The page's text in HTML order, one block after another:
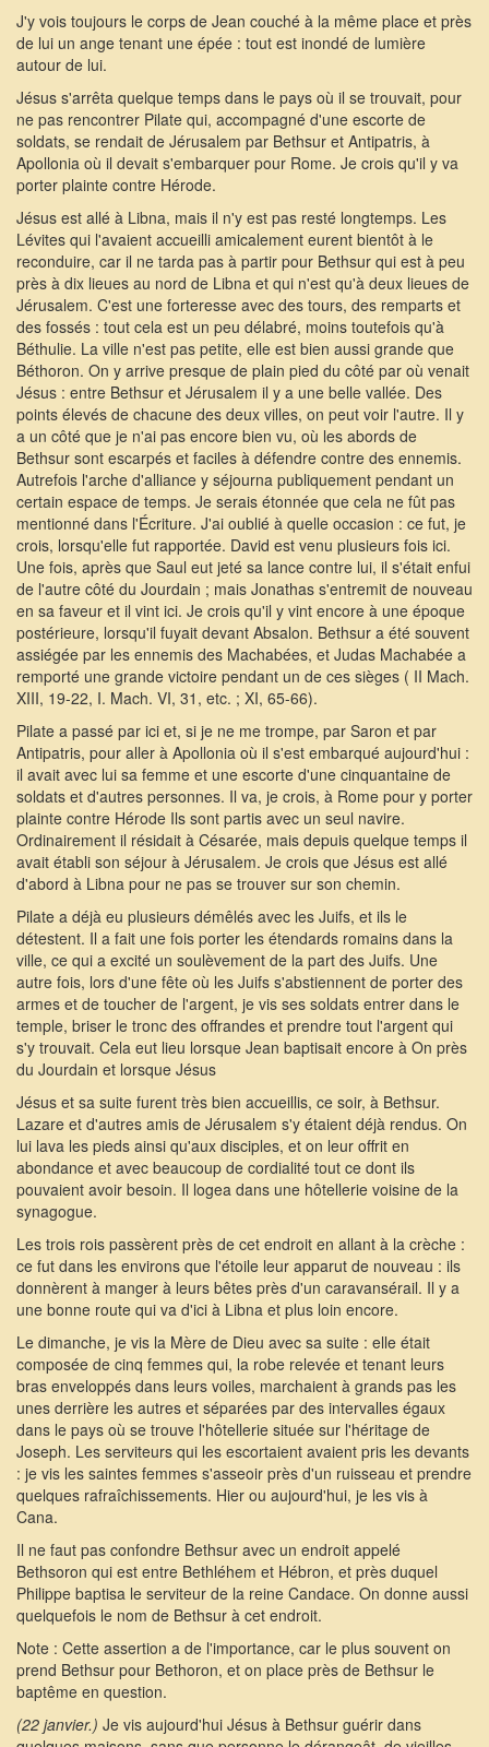
J'y vois toujours le corps de Jean couché à la même place et près
de lui un ange tenant une épée : tout est inondé de lumière
autour de lui.
Jésus s'arrêta quelque temps dans le pays où il se trouvait, pour
ne pas rencontrer Pilate qui, accompagné d'une escorte de
soldats, se rendait de Jérusalem par Bethsur et Antipatris, à
Apollonia où il devait s'embarquer pour Rome. Je crois qu'il y va
porter plainte contre Hérode.
Jésus est allé à Libna, mais il n'y est pas resté longtemps. Les
Lévites qui l'avaient accueilli amicalement eurent bientôt à le
reconduire, car il ne tarda pas à partir pour Bethsur qui est à peu
près à dix lieues au nord de Libna et qui n'est qu'à deux lieues de
Jérusalem. C'est une forteresse avec des tours, des remparts et
des fossés : tout cela est un peu délabré, moins toutefois qu'à
Béthulie. La ville n'est pas petite, elle est bien aussi grande que
Béthoron. On y arrive presque de plain pied du côté par où venait
Jésus : entre Bethsur et Jérusalem il y a une belle vallée. Des
points élevés de chacune des deux villes, on peut voir l'autre. Il y
a un côté que je n'ai pas encore bien vu, où les abords de
Bethsur sont escarpés et faciles à défendre contre des ennemis.
Autrefois l'arche d'alliance y séjourna publiquement pendant un
certain espace de temps. Je serais étonnée que cela ne fût pas
mentionné dans l'Écriture. J'ai oublié à quelle occasion : ce fut, je
crois, lorsqu'elle fut rapportée. David est venu plusieurs fois ici.
Une fois, après que Saul eut jeté sa lance contre lui, il s'était enfui
de l'autre côté du Jourdain ; mais Jonathas s'entremit de nouveau
en sa faveur et il vint ici. Je crois qu'il y vint encore à une époque
postérieure, lorsqu'il fuyait devant Absalon. Bethsur a été souvent
assiégée par les ennemis des Machabées, et Judas Machabée a
remporté une grande victoire pendant un de ces sièges ( II Mach.
XIII, 19-22, I. Mach. VI, 31, etc. ; XI, 65-66).
Pilate a passé par ici et, si je ne me trompe, par Saron et par
Antipatris, pour aller à Apollonia où il s'est embarqué aujourd'hui :
il avait avec lui sa femme et une escorte d'une cinquantaine de
soldats et d'autres personnes. Il va, je crois, à Rome pour y porter
plainte contre Hérode Ils sont partis avec un seul navire.
Ordinairement il résidait à Césarée, mais depuis quelque temps il
avait établi son séjour à Jérusalem. Je crois que Jésus est allé
d'abord à Libna pour ne pas se trouver sur son chemin.
Pilate a déjà eu plusieurs démêlés avec les Juifs, et ils le
détestent. Il a fait une fois porter les étendards romains dans la
ville, ce qui a excité un soulèvement de la part des Juifs. Une
autre fois, lors d'une fête où les Juifs s'abstiennent de porter des
armes et de toucher de l'argent, je vis ses soldats entrer dans le
temple, briser le tronc des offrandes et prendre tout l'argent qui
s'y trouvait. Cela eut lieu lorsque Jean baptisait encore à On près
du Jourdain et lorsque Jésus
Jésus et sa suite furent très bien accueillis, ce soir, à Bethsur.
Lazare et d'autres amis de Jérusalem s'y étaient déjà rendus. On
lui lava les pieds ainsi qu'aux disciples, et on leur offrit en
abondance et avec beaucoup de cordialité tout ce dont ils
pouvaient avoir besoin. Il logea dans une hôtellerie voisine de la
synagogue.
Les trois rois passèrent près de cet endroit en allant à la crèche :
ce fut dans les environs que l'étoile leur apparut de nouveau : ils
donnèrent à manger à leurs bêtes près d'un caravansérail. Il y a
une bonne route qui va d'ici à Libna et plus loin encore.
Le dimanche, je vis la Mère de Dieu avec sa suite : elle était
composée de cinq femmes qui, la robe relevée et tenant leurs
bras enveloppés dans leurs voiles, marchaient à grands pas les
unes derrière les autres et séparées par des intervalles égaux
dans le pays où se trouve l'hôtellerie située sur l'héritage de
Joseph. Les serviteurs qui les escortaient avaient pris les devants
: je vis les saintes femmes s'asseoir près d'un ruisseau et prendre
quelques rafraîchissements. Hier ou aujourd'hui, je les vis à
Cana.
Il ne faut pas confondre Bethsur avec un endroit appelé
Bethsoron qui est entre Bethléhem et Hébron, et près duquel
Philippe baptisa le serviteur de la reine Candace. On donne aussi
quelquefois le nom de Bethsur à cet endroit.
Note : Cette assertion a de l'importance, car le plus souvent on
prend Bethsur pour Bethoron, et on place près de Bethsur le
baptême en question.
(22 janvier.) Je vis aujourd'hui Jésus à Bethsur guérir dans